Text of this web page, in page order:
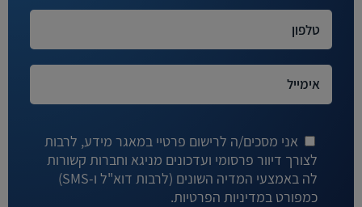
אני מסכים/ה לרישום פרטיי במאגר מידע, לרבות
לצורך דיוור פרסומי ועדכונים מניגא וחברות קשורות
לה באמצעי המדיה השונים (לרבות דוא"ל ו-SMS)
כמפורט במדיניות הפרטיות.